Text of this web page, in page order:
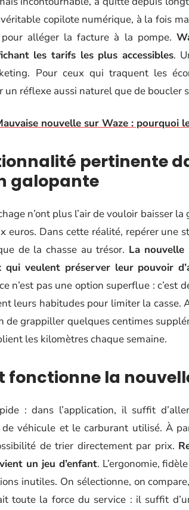
copilote numérique, à la fois
alléger la facture à la pompe.
les tarifs les plus accessibles.
Pour ceux qui traquent les
un réflexe aussi naturel que de boucler
nouvelle sur Waze : pourquoi
pertinente
galopante
n’ont plus l’air de vouloir baisser
euros. Dans cette réalité, repérer une
de la chasse au trésor. La
qui veulent préserver leur pouvoir
n’est pas une option superflue : c’est
leurs habitudes pour limiter la casse.
de grappiller quelques centimes
les kilomètres chaque semaine.
fonctionne la
: dans l’application, il suffit
de véhicule et le carburant utilisé. À
de trier directement par prix.
un jeu d’enfant. L’ergonomie,
inutiles. On sélectionne, on
toute la force du service : il suffit